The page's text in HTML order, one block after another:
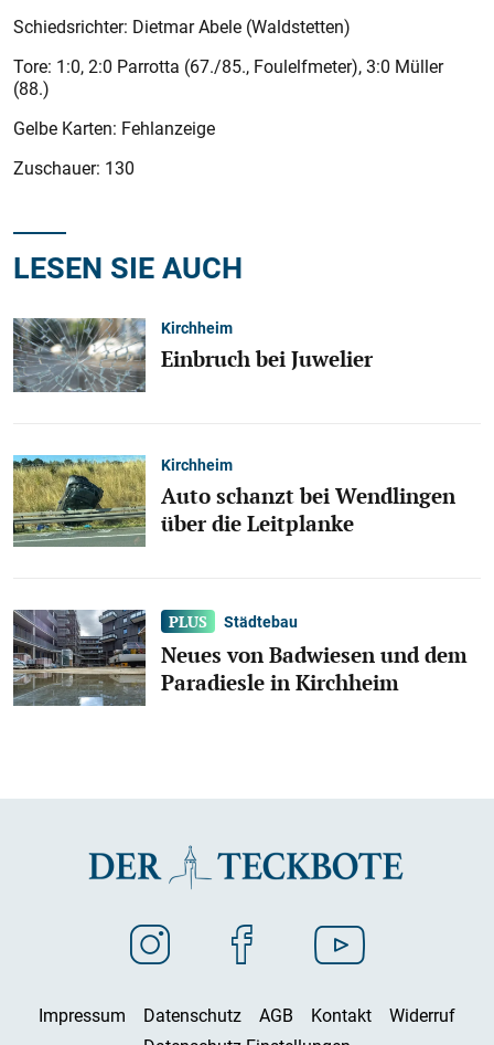
Schiedsrichter: Dietmar Abele (Waldstetten)
Tore: 1:0, 2:0 Parrotta (67./85., Foulelfmeter), 3:0 Müller
(88.)
Gelbe Karten: Fehlanzeige
Zuschauer: 130
LESEN SIE AUCH
Kirchheim
Einbruch bei Juwelier
Kirchheim
Auto schanzt bei Wendlingen
über die Leitplanke
Städtebau
Neues von Badwiesen und dem
Paradiesle in Kirchheim
Impressum Datenschutz AGB Kontakt
Widerruf